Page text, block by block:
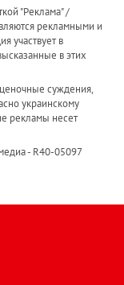
"Реклама" /
рекламными и
участвует в
в этих
суждения,
украинскому
рекламы несет
- R40-05097